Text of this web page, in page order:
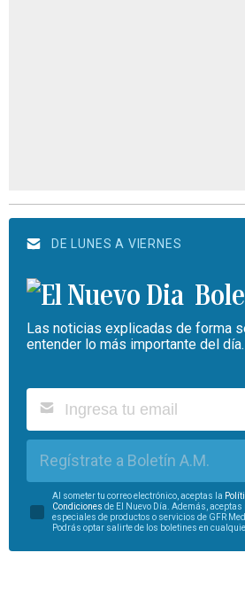
DE LUNES A VIERNES
Las noticias explicadas de forma
entender lo más importante del día.
Regístrate a Boletín A.M.
Al someter tu correo electrónico, aceptas la
Condiciones de El Nuevo Día. Además,
especiales de productos o servicios de GFR
Podrás optar salirte de los boletines en